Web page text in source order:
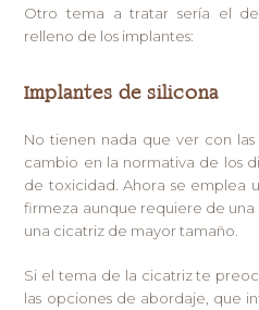
Otro tema a tratar sería el
relleno de los implantes:
Implantes de silicona
No tienen nada que ver con
cambio en la normativa de los
de toxicidad. Ahora se emplea
firmeza aunque requiere de una
una cicatriz de mayor tamaño.
Si el tema de la cicatriz te
las opciones de abordaje, que